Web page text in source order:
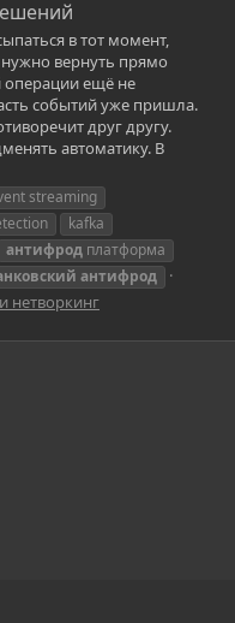
в тот момент,
вернуть прямо
операции ещё не
событий уже пришла.
друг другу.
автоматику. В
streaming
kafka
антифрод платформа
антифрод
нетворкинг